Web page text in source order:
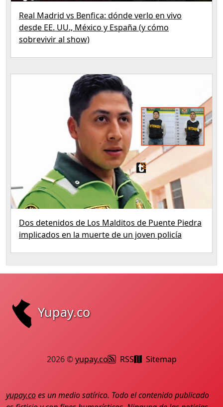
Real Madrid vs Benfica: dónde verlo en vivo
desde EE. UU., México y España (y cómo
sobrevivir al show)
Dos detenidos de Los Malditos de Puente Piedra
implicados en la muerte de un joven policía
Yupay.co
2026 ©yupay.co RSS Sitemap
yupay.coes un medio satírico. Todo el contenido publicado